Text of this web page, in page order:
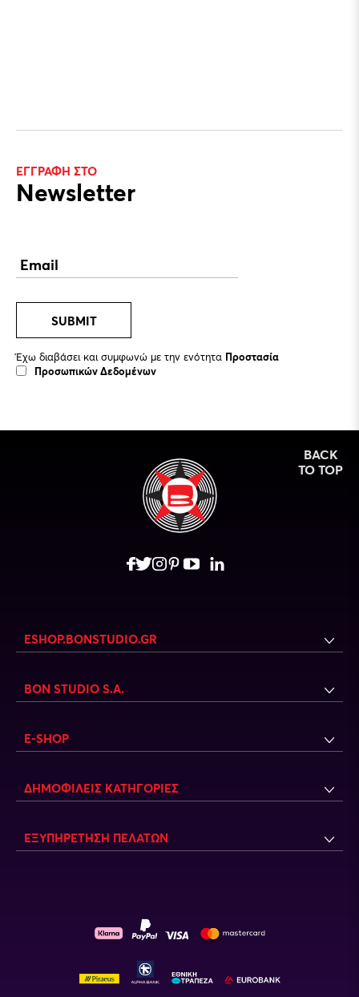
ΕΓΓΡΑΦΉ ΣΤΟ
Newsletter
SUBMIT
Έχω διαβάσει και συμφωνώ με την ενότητα Προστασία
Προσωπικών Δεδομένων
BACK
TO TOP
ESHOP.BONSTUDIO.GR
BON STUDIO S.A.
E-SHOP
ΔΗΜΟΦΙΛΕΊΣ ΚΑΤΗΓΟΡΊΕΣ
ΕΞΥΠΗΡΈΤΗΣΗ ΠΕΛΑΤΏΝ